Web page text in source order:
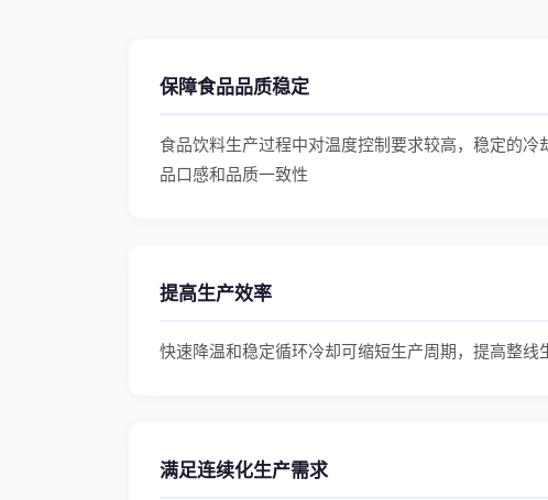
保障食品品质稳定
食品饮料生产过程中对温度控制要求较高，稳定的冷
品口感和品质一致性
提高生产效率
快速降温和稳定循环冷却可缩短生产周期，提高整线
满足连续化生产需求